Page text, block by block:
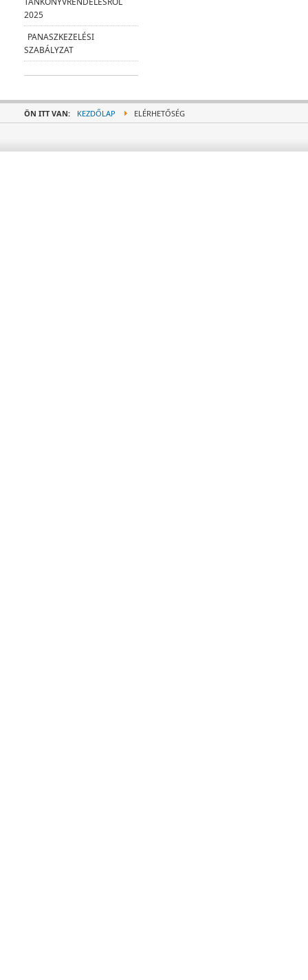
2025
PANASZKEZELÉSI
SZABÁLYZAT
ÖN ITT VAN: KEZDŐLAP ELÉRHETŐSÉG